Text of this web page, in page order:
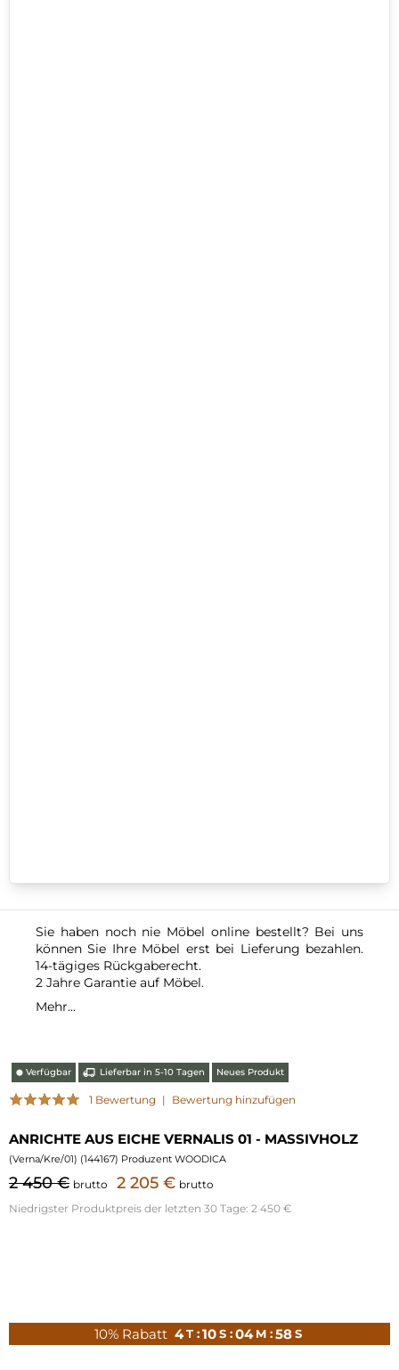
Sie haben noch nie Möbel online bestellt? Bei uns
können Sie Ihre Möbel erst bei Lieferung bezahlen.
14-tägiges Rückgaberecht.
2 Jahre Garantie auf Möbel.
Mehr...
⬤ Verfügbar Lieferbar in 5-10 Tagen Neues Produkt
1 Bewertung | Bewertung hinzufügen
ANRICHTE AUS EICHE VERNALIS 01 - MASSIVHOLZ
(Verna/Kre/01) (144167) Produzent WOODICA
2 450 € brutto 2 205 € brutto
Niedrigster Produktpreis der letzten 30 Tage: 2 450 €
10% Rabatt 4 T : 10 S : 04 M : 57 S